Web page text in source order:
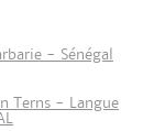
- Sénégal
Terns - Langue